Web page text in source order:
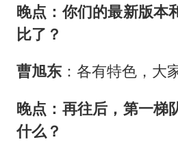
晚点：你们的最新版本
比了？
曹旭东：各有特色，大
晚点：再往后，第一梯
什么？